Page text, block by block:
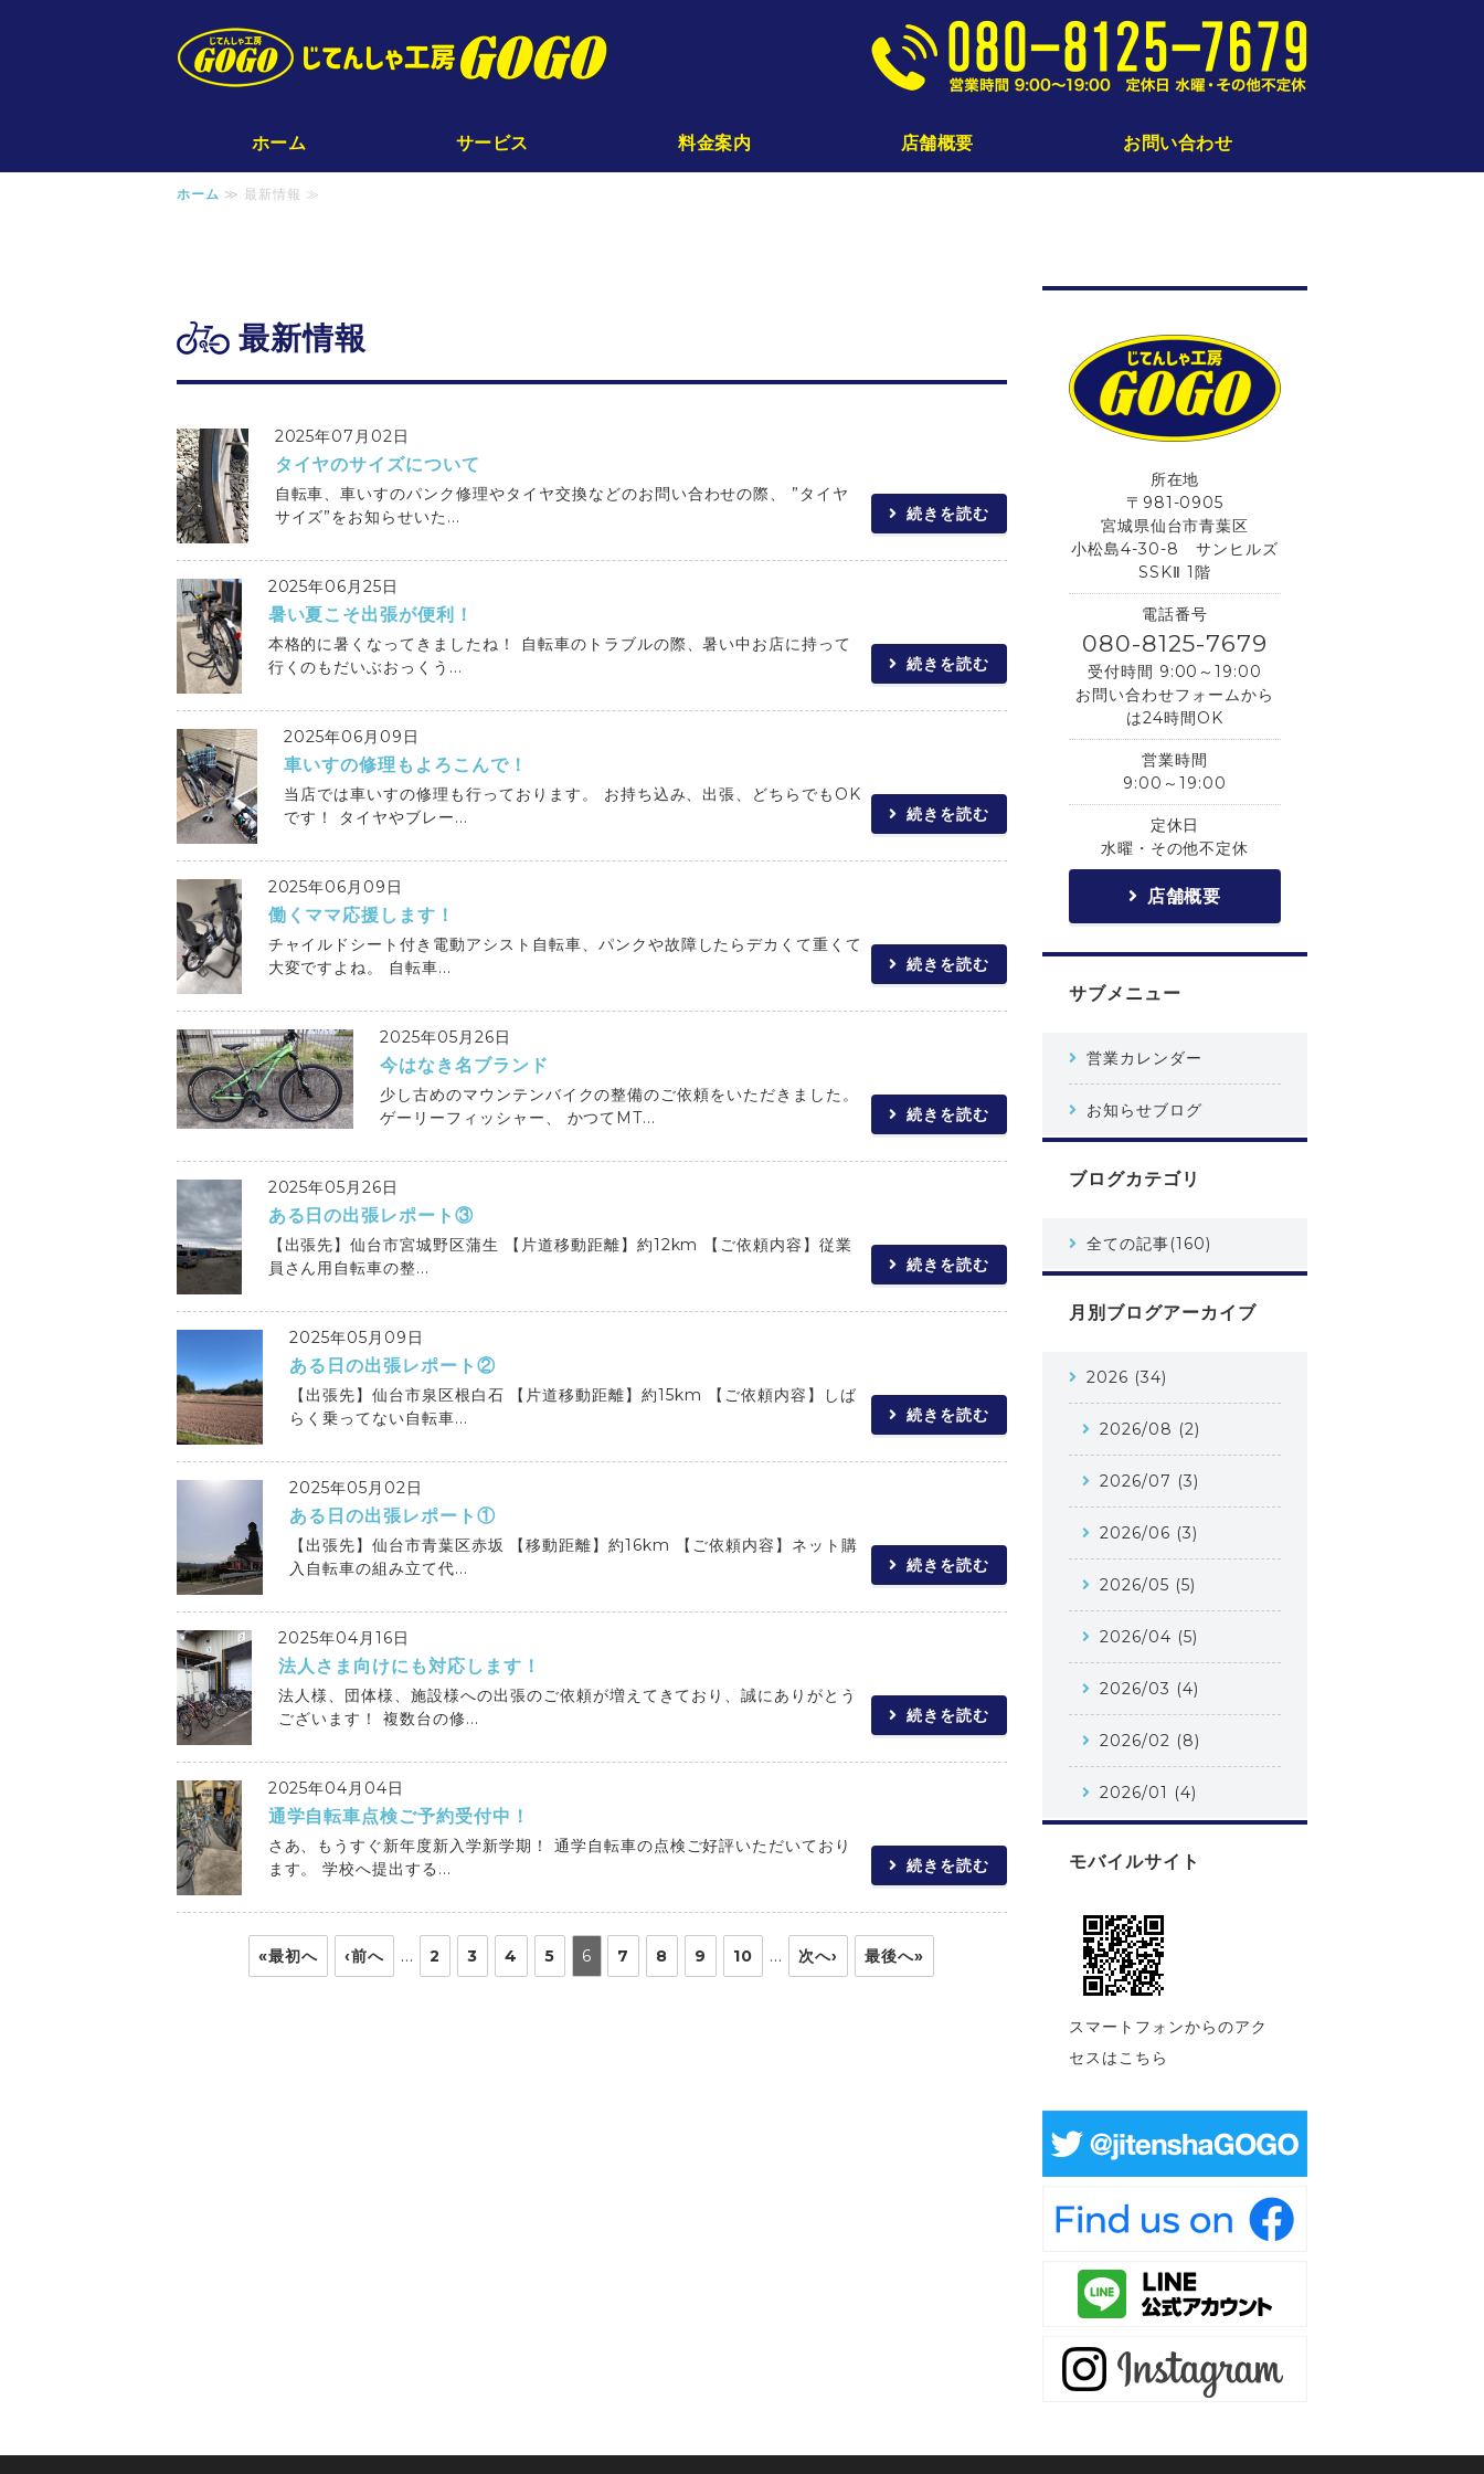
じてんしゃ工房GOGO｜仙台の小さな小さな自転車修理屋さん｜
ホーム サービス 料金案内 店舗概要 お問い合わせ
ホーム ≫ 最新情報 ≫
最新情報
2025年07月02日
タイヤのサイズについて
自転車、車いすのパンク修理やタイヤ交換などのお問い合わせの際、 ”タイヤ
サイズ”をお知らせいた...
続きを読む
2025年06月25日
暑い夏こそ出張が便利！
本格的に暑くなってきましたね！ 自転車のトラブルの際、暑い中お店に持って
行くのもだいぶおっくう...
続きを読む
2025年06月09日
車いすの修理もよろこんで！
当店では車いすの修理も行っております。 お持ち込み、出張、どちらでもOK
です！ タイヤやブレー...
続きを読む
2025年06月09日
働くママ応援します！
チャイルドシート付き電動アシスト自転車、パンクや故障したらデカくて重くて
大変ですよね。 自転車...
続きを読む
2025年05月26日
今はなき名ブランド
少し古めのマウンテンバイクの整備のご依頼をいただきました。
ゲーリーフィッシャー、 かつてMT...
続きを読む
2025年05月26日
ある日の出張レポート③
【出張先】仙台市宮城野区蒲生 【片道移動距離】約12km 【ご依頼内容】従業
員さん用自転車の整...
続きを読む
2025年05月09日
ある日の出張レポート②
【出張先】仙台市泉区根白石 【片道移動距離】約15km 【ご依頼内容】しば
らく乗ってない自転車...
続きを読む
2025年05月02日
ある日の出張レポート①
【出張先】仙台市青葉区赤坂 【移動距離】約16km 【ご依頼内容】ネット購
入自転車の組み立て代...
続きを読む
2025年04月16日
法人さま向けにも対応します！
法人様、団体様、施設様への出張のご依頼が増えてきており、誠にありがとう
ございます！ 複数台の修...
続きを読む
2025年04月04日
通学自転車点検ご予約受付中！
さあ、もうすぐ新年度新入学新学期！ 通学自転車の点検ご好評いただいており
ます。 学校へ提出する...
続きを読む
«最初へ ‹前へ … 2 3 4 5 6 7 8 9 10 … 次へ› 最後へ»
所在地
〒981-0905
宮城県仙台市青葉区
小松島4-30-8 サンヒルズ
SSKⅡ 1階
電話番号
080-8125-7679
受付時間 9:00～19:00
お問い合わせフォームから
は24時間OK
営業時間
9:00～19:00
定休日
水曜・その他不定休
店舗概要
サブメニュー
営業カレンダー
お知らせブログ
ブログカテゴリ
全ての記事(160)
月別ブログアーカイブ
2026 (34)
2026/08 (2)
2026/07 (3)
2026/06 (3)
2026/05 (5)
2026/04 (5)
2026/03 (4)
2026/02 (8)
2026/01 (4)
モバイルサイト
スマートフォンからのアク
セスはこちら